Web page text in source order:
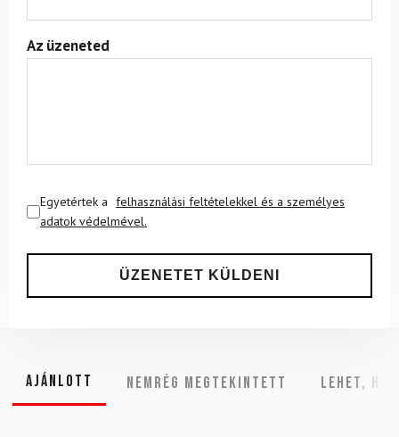
Az üzeneted
Egyetértek a felhasználási feltételekkel és a személyes
adatok védelmével.
Ajánlott NEMRÉG MEGTEKINTETT Lehet,